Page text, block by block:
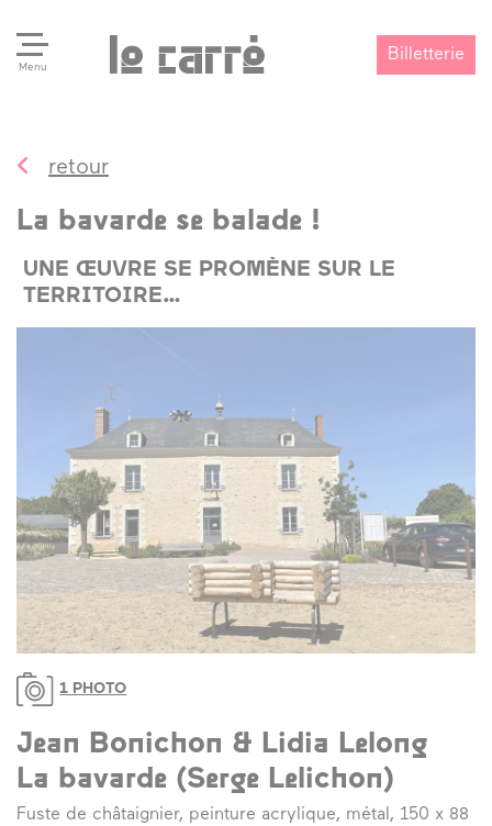
Menu
Billetterie
retour
La bavarde se balade !
UNE ŒUVRE SE PROMÈNE SUR LE
TERRITOIRE…
1 PHOTO
Jean Bonichon & Lidia Lelong
La bavarde (Serge Lelichon)
Fuste de châtaignier, peinture acrylique, métal, 150 x 88